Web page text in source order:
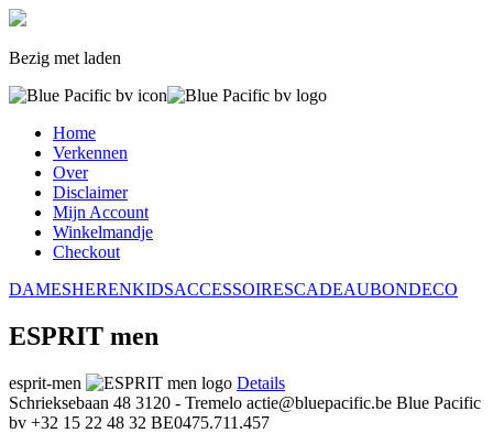
Bezig met laden
Home
Verkennen
Over
Disclaimer
Mijn Account
Winkelmandje
Checkout
DAMESHERENKIDSACCESSOIRESCADEAUBONDECO
ESPRIT men
esprit-men
Details
Schrieksebaan 48 3120 - Tremelo actie@bluepacific.be Blue Pacific
bv +32 15 22 48 32 BE0475.711.457